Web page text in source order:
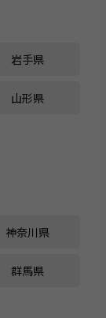
岩手県
山形県
神奈川県
群馬県